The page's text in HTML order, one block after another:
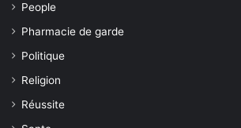
People
Pharmacie de garde
Politique
Religion
Réussite